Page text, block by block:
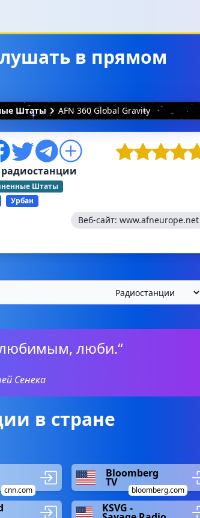
в прямом
Штаты AFN 360 Global Gravity
Штаты
Урбан
Веб-сайт: www.afneurope.net
люби.“
Сенека
в стране
cnn.com
Bloomberg
TV
bloomberg.com
KSVG -